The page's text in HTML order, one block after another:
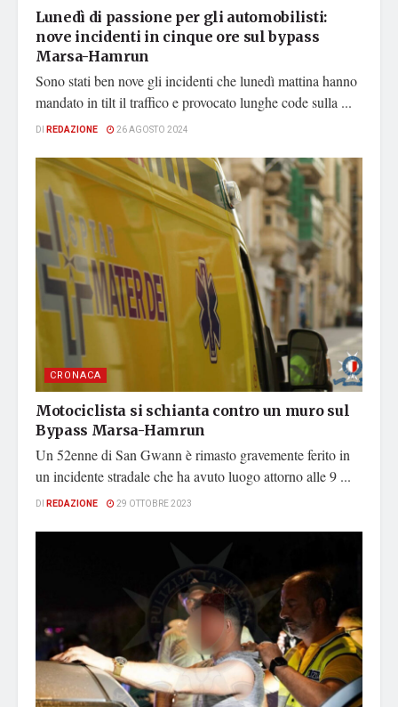
Lunedì di passione per gli automobilisti:
nove incidenti in cinque ore sul bypass
Marsa-Hamrun
Sono stati ben nove gli incidenti che lunedì mattina hanno
mandato in tilt il traffico e provocato lunghe code sulla ...
DI REDAZIONE 26 AGOSTO 2024
CRONACA
Motociclista si schianta contro un muro sul
Bypass Marsa-Hamrun
Un 52enne di San Gwann è rimasto gravemente ferito in
un incidente stradale che ha avuto luogo attorno alle 9 ...
DI REDAZIONE 29 OTTOBRE 2023